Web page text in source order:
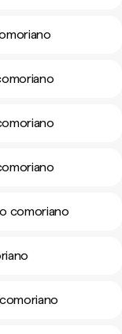
comoriano